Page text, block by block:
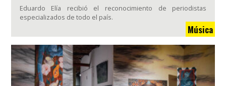
Eduardo Elía recibió el reconocimiento de periodistas
especializados de todo el país.
Música